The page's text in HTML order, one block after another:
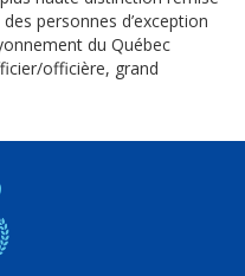
personnes d’exception
du Québec
officière, grand